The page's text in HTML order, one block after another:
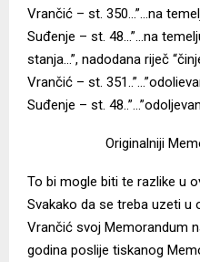
Vrančić – st. 350…”…na
Suđenje – st. 48…”…na
stanja…”, nadodana riječ
Vrančić – st.
Suđenje – st.
Originalniji
To bi mogle biti te razlike u
Svakako da se treba uzeti u
Vrančić svoj Memorandum
godina poslije tiskanog